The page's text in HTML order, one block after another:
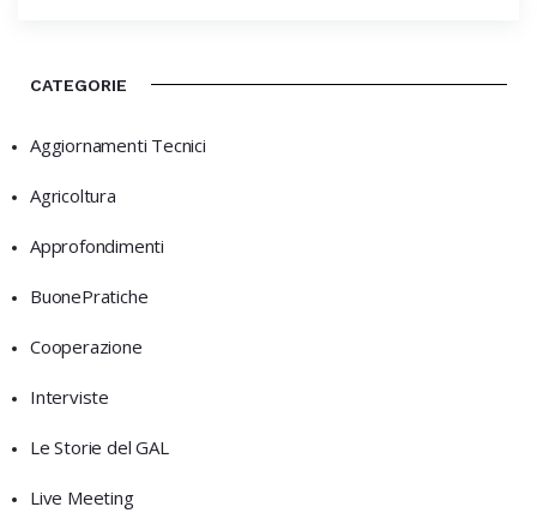
CATEGORIE
Aggiornamenti Tecnici
Agricoltura
Approfondimenti
BuonePratiche
Cooperazione
Interviste
Le Storie del GAL
Live Meeting